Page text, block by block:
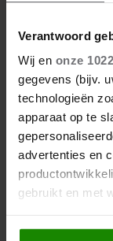
Verantwoord
Wij en onze
gegevens (bijv.
technologieën
apparaat op te
advertenties en
gebruikt en met
Als u het